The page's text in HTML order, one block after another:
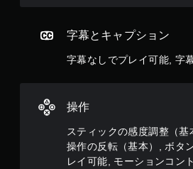
字幕とキャプション
字幕なしでプレイ可能, 字
操作
スティックの感度調整（基
操作の反転（基本）, ボタ
レイ可能, モーションコン
な
で
レ
能
ー
シ
ョ